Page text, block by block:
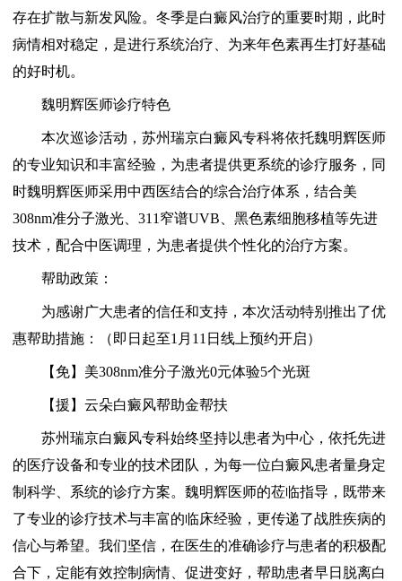
存在扩散与新发风险。冬季是白癜风治疗的重要时期，此时
病情相对稳定，是进行系统治疗、为来年色素再生打好基础
的好时机。
魏明辉医师诊疗特色
本次巡诊活动，苏州瑞京白癜风专科将依托魏明辉医师
的专业知识和丰富经验，为患者提供更系统的诊疗服务，同
时魏明辉医师采用中西医结合的综合治疗体系，结合美
308nm准分子激光、311窄谱UVB、黑色素细胞移植等先进
技术，配合中医调理，为患者提供个性化的治疗方案。
帮助政策：
为感谢广大患者的信任和支持，本次活动特别推出了优
惠帮助措施：（即日起至1月11日线上预约开启）
【免】美308nm准分子激光0元体验5个光斑
【援】云朵白癜风帮助金帮扶
苏州瑞京白癜风专科始终坚持以患者为中心，依托先进
的医疗设备和专业的技术团队，为每一位白癜风患者量身定
制科学、系统的诊疗方案。魏明辉医师的莅临指导，既带来
了专业的诊疗技术与丰富的临床经验，更传递了战胜疾病的
信心与希望。我们坚信，在医生的准确诊疗与患者的积极配
合下，定能有效控制病情、促进变好，帮助患者早日脱离白